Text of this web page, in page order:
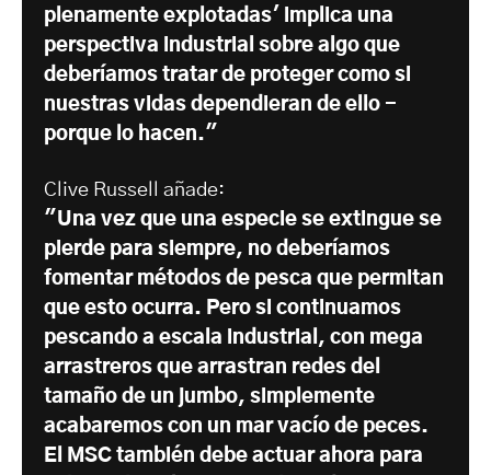
plenamente explotadas' implica una
perspectiva industrial sobre algo que
deberíamos tratar de proteger como si
nuestras vidas dependieran de ello -
porque lo hacen."
Clive Russell añade:
"Una vez que una especie se extingue se
pierde para siempre, no deberíamos
fomentar métodos de pesca que permitan
que esto ocurra. Pero si continuamos
pescando a escala industrial, con mega
arrastreros que arrastran redes del
tamaño de un jumbo, simplemente
acabaremos con un mar vacío de peces.
El MSC también debe actuar ahora para